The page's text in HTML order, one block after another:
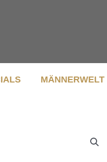
MÄNNERWELT